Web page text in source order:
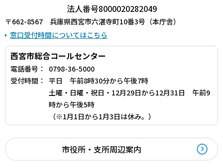
法人番号8000020282049
〒662-8567 兵庫県西宮市六湛寺町10番3号（本庁舎）
窓口受付時間についてはこちら
西宮市総合コールセンター
電話番号：
0798-36-5000
受付時間：
平日 午前8時30分から午後7時
土曜・日曜・祝日・12月29日から12月31日 午前9
時から午後5時
（※1月1日から1月3日は休み。）
市役所・支所周辺案内